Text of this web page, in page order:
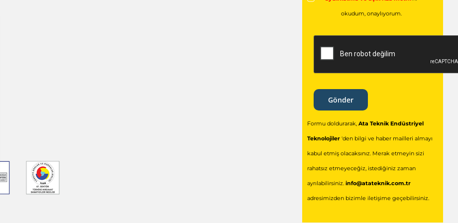
okudum, onaylıyorum.
Gönder
Formu doldurarak,Ata Teknik Endüstriyel
Teknolojiler 'den bilgi ve haber mailleri almayı
kabul etmiş olacaksınız. Merak etmeyin sizi
rahatsız etmeyeceğiz, istediğiniz zaman
ayrılabilirsiniz.info@atateknik.com.tr
adresimizden bizimle iletişime geçebilirsiniz.